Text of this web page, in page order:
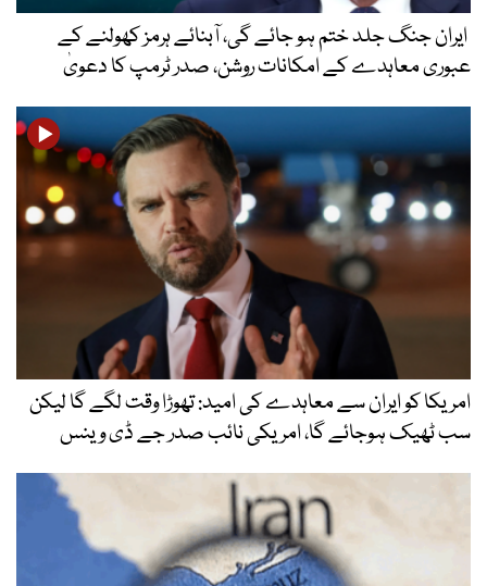
ایران جنگ جلد ختم ہو جائے گی، آبنائے ہرمز کھولنے کے
عبوری معاہدے کے امکانات روشن، صدر ٹرمپ کا دعویٰ
امریکا کو ایران سے معاہدے کی امید: تھوڑا وقت لگے گا لیکن
سب ٹھیک ہوجائے گا، امریکی نائب صدر جے ڈی وینس